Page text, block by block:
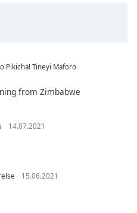
Pikicha! Tineyi Maforo
from Zimbabwe
14.07.2021
15.06.2021